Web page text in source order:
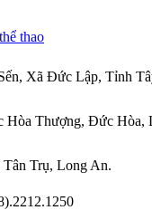
thao
Xã Đức Lập, Tỉnh
Thượng, Đức Hòa,
Trụ, Long An.